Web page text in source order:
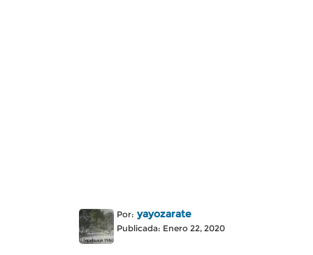
Por: yayozarate
Publicada: Enero 22, 2020